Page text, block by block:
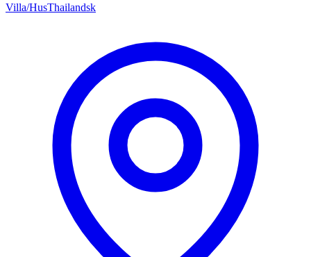
Villa/HusThailandsk